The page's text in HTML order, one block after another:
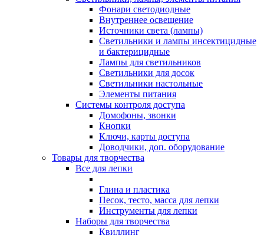
Фонари светодиодные
Внутреннее освещение
Источники света (лампы)
Светильники и лампы инсектицидные
и бактерицидные
Лампы для светильников
Светильники для досок
Светильники настольные
Элементы питания
Системы контроля доступа
Домофоны, звонки
Кнопки
Ключи, карты доступа
Доводчики, доп. оборудование
Товары для творчества
Все для лепки
Глина и пластика
Песок, тесто, масса для лепки
Инструменты для лепки
Наборы для творчества
Квиллинг